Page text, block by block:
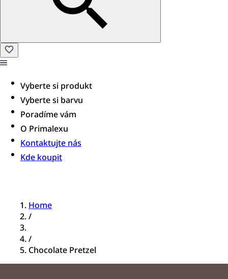
Vyberte si produkt
Vyberte si barvu
Poradíme vám​
O Primalexu
Kontaktujte nás
Kde koupit
Home
/
/
Chocolate Pretzel